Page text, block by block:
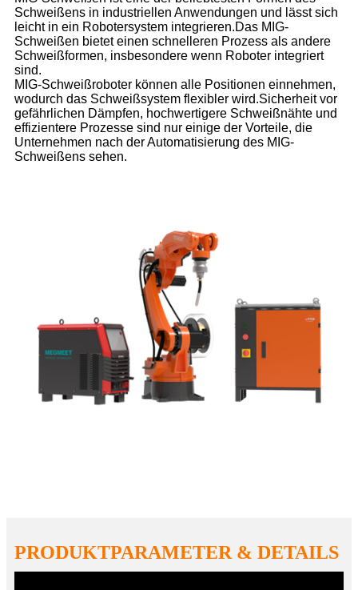
Schweißens in industriellen Anwendungen und lässt sich
leicht in ein Robotersystem integrieren.Das MIG-
Schweißen bietet einen schnelleren Prozess als andere
Schweißformen, insbesondere wenn Roboter integriert
sind.
MIG-Schweißroboter können alle Positionen einnehmen,
wodurch das Schweißsystem flexibler wird.Sicherheit vor
gefährlichen Dämpfen, hochwertigere Schweißnähte und
effizientere Prozesse sind nur einige der Vorteile, die
Unternehmen nach der Automatisierung des MIG-
Schweißens sehen.
PRODUKTPARAMETER & DETAILS